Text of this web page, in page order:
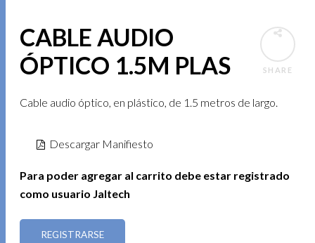
SHARE
CABLE AUDIO
ÓPTICO 1.5M PLAS
Cable audio óptico, en plástico, de 1.5 metros de largo.
Descargar Manifiesto
Para poder agregar al carrito debe estar registrado
como usuario Jaltech
REGISTRARSE